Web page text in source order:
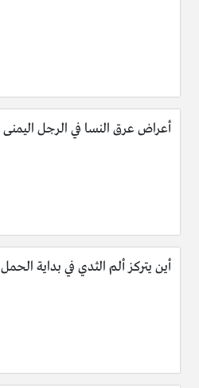
أعراض عرق النسا في الرجل اليمنى
أين يتركز ألم الثدي في بداية الحمل